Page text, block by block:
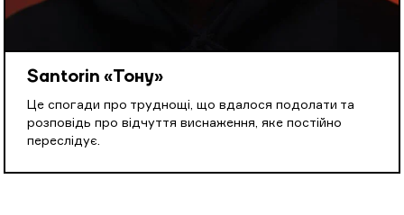
Santorin «Тону»
Це спогади про труднощі, що вдалося подолати та
розповідь про відчуття виснаження, яке постійно
переслідує.